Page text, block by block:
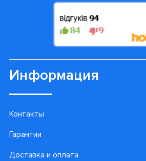
Информация
Контакты
Гарантии
Доставка и оплата